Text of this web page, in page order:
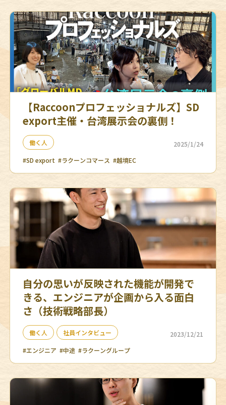
【Raccoonプロフェッショナルズ】SD
export主催・台湾展示会の裏側！
働く人
2025/1/24
#SD export #ラクーンコマース #越境EC
自分の思いが反映された機能が開発で
きる、エンジニアが企画から入る面白
さ（技術戦略部長）
働く人 社員インタビュー
2023/12/21
#エンジニア #中途 #ラクーングループ